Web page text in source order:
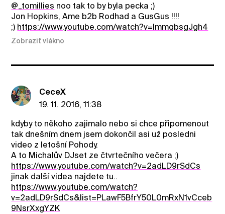
@_tomillies noo tak to by byla pecka ;)
Jon Hopkins, Ame b2b Rodhad a GusGus !!!!
;) https://www.youtube.com/watch?v=lmmqbsgJgh4
Zobraziť vlákno
CeceX
19. 11. 2016, 11:38
kdyby to někoho zajimalo nebo si chce připomenout
tak dnešním dnem jsem dokončil asi už posledni
video z letošní Pohody.
A to Michalův DJset ze čtvrtečního večera ;)
https://www.youtube.com/watch?v=2adLD9rSdCs
jinak další videa najdete tu..
https://www.youtube.com/watch?
v=2adLD9rSdCs&list=PLawF5BfrY50L0mRxN1vCceb
9NsrXxgYZK